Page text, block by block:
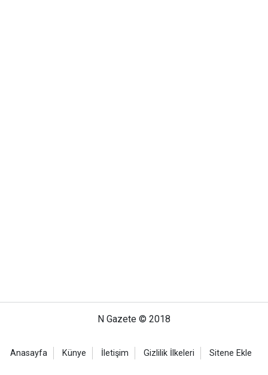
N Gazete © 2018
Anasayfa Künye İletişim Gizlilik İlkeleri Sitene Ekle